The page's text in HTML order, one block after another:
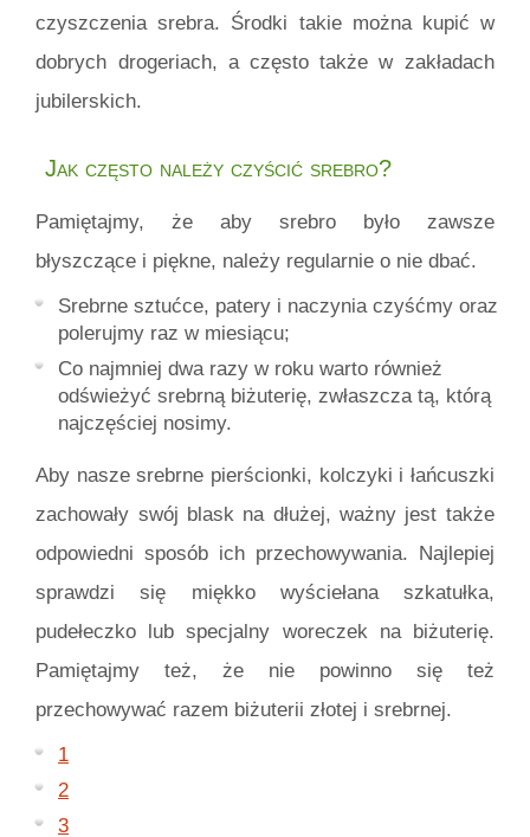
czyszczenia srebra. Środki takie można kupić w
dobrych drogeriach, a często także w zakładach
jubilerskich.
Jak często należy czyścić srebro?
Pamiętajmy, że aby srebro było zawsze
błyszczące i piękne, należy regularnie o nie dbać.
Srebrne sztućce, patery i naczynia czyśćmy oraz
polerujmy raz w miesiącu;
Co najmniej dwa razy w roku warto również
odświeżyć srebrną biżuterię, zwłaszcza tą, którą
najczęściej nosimy.
Aby nasze srebrne pierścionki, kolczyki i łańcuszki
zachowały swój blask na dłużej, ważny jest także
odpowiedni sposób ich przechowywania. Najlepiej
sprawdzi się miękko wyściełana szkatułka,
pudełeczko lub specjalny woreczek na biżuterię.
Pamiętajmy też, że nie powinno się też
przechowywać razem biżuterii złotej i srebrnej.
1
2
3